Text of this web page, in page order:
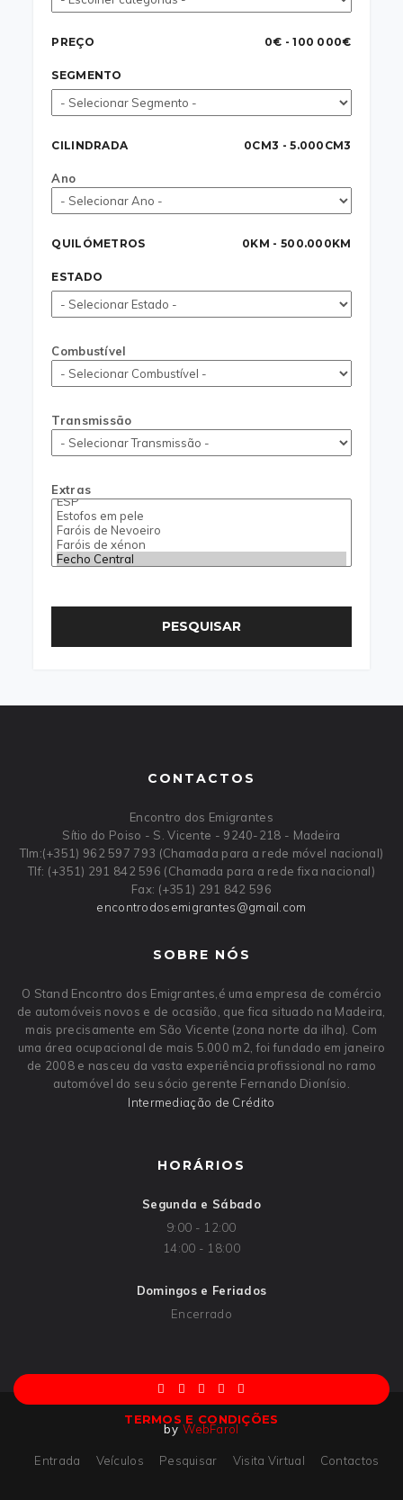
PREÇO 0€ - 100 000€
SEGMENTO
CILINDRADA 0CM3 - 5.000CM3
Ano
QUILÓMETROS 0KM - 500.000KM
ESTADO
Combustível
Transmissão
Extras
PESQUISAR
CONTACTOS
Encontro dos Emigrantes
Sítio do Poiso - S. Vicente - 9240-218 - Madeira
Tlm:(+351) 962 597 793 (Chamada para a rede móvel nacional)
Tlf: (+351) 291 842 596 (Chamada para a rede fixa nacional)
Fax: (+351) 291 842 596
encontrodosemigrantes@gmail.com
SOBRE NÓS
O Stand Encontro dos Emigrantes,é uma empresa de comércio
de automóveis novos e de ocasião, que fica situado na Madeira,
mais precisamente em São Vicente (zona norte da ilha). Com
uma área ocupacional de mais 5.000 m2, foi fundado em janeiro
de 2008 e nasceu da vasta experiência profissional no ramo
automóvel do seu sócio gerente Fernando Dionísio.
Intermediação de Crédito
HORÁRIOS
Segunda e Sábado
9:00 - 12:00
14:00 - 18:00
Domingos e Feriados
Encerrado
TERMOS E CONDIÇÕES
byWebFarol
Entrada Veículos Pesquisar Visita Virtual Contactos